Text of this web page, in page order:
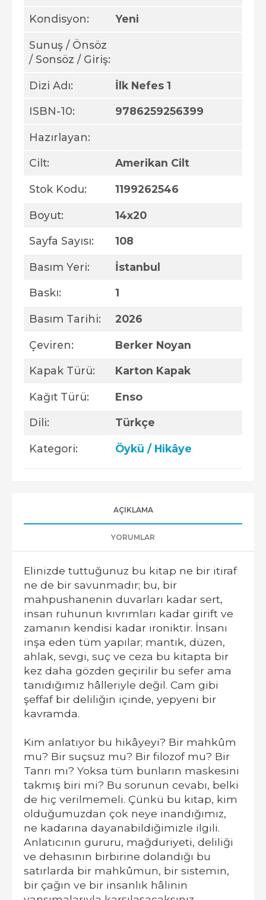
Kondisyon: Yeni
Sunuş / Önsöz
/ Sonsöz / Giriş:
Dizi Adı: İlk Nefes 1
ISBN-10: 9786259256399
Hazırlayan:
Cilt: Amerikan Cilt
Stok Kodu: 1199262546
Boyut: 14x20
Sayfa Sayısı: 108
Basım Yeri: İstanbul
Baskı: 1
Basım Tarihi: 2026
Çeviren: Berker Noyan
Kapak Türü: Karton Kapak
Kağıt Türü: Enso
Dili: Türkçe
Kategori: Öykü / Hikâye
AÇIKLAMA
YORUMLAR
Elinizde tuttuğunuz bu kitap ne bir itiraf
ne de bir savunmadır; bu, bir
mahpushanenin duvarları kadar sert,
insan ruhunun kıvrımları kadar girift ve
zamanın kendisi kadar ironiktir. İnsanı
inşa eden tüm yapılar; mantık, düzen,
ahlak, sevgi, suç ve ceza bu kitapta bir
kez daha gözden geçirilir bu sefer ama
tanıdığımız hâlleriyle değil. Cam gibi
şeffaf bir deliliğin içinde, yepyeni bir
kavramda.
Kim anlatıyor bu hikâyeyi? Bir mahkûm
mu? Bir suçsuz mu? Bir filozof mu? Bir
Tanrı mı? Yoksa tüm bunların maskesini
takmış biri mi? Bu sorunun cevabı, belki
de hiç verilmemeli. Çünkü bu kitap, kim
olduğumuzdan çok neye inandığımız,
ne kadarına dayanabildiğimizle ilgili.
Anlatıcının gururu, mağduriyeti, deliliği
ve dehasının birbirine dolandığı bu
satırlarda bir mahkûmun, bir sistemin,
bir çağın ve bir insanlık hâlinin